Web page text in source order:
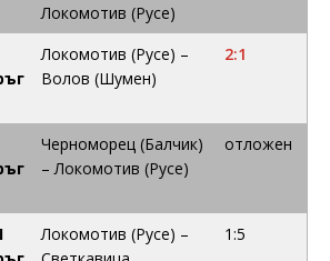
Локомотив (Русе)
Локомотив (Русе) –
Волов (Шумен)
2:1
Черноморец (Балчик)
– Локомотив (Русе)
отложен
Локомотив (Русе) –
1:5